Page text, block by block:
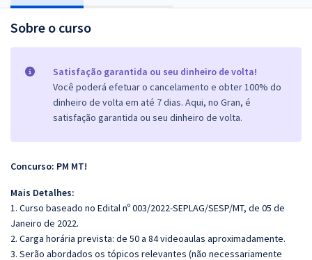
Sobre o curso
Satisfação garantida ou seu dinheiro de volta!
Você poderá efetuar o cancelamento e obter 100% do
dinheiro de volta em até 7 dias. Aqui, no Gran, é
satisfação garantida ou seu dinheiro de volta.
Concurso: PM MT!
Mais Detalhes:
1. Curso baseado no Edital nº 003/2022-SEPLAG/SESP/MT, de 05 de
Janeiro de 2022.
2. Carga horária prevista: de 50 a 84 videoaulas aproximadamente.
3. Serão abordados os tópicos relevantes (não necessariamente